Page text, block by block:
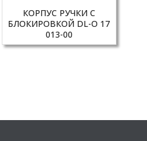
КОРПУС РУЧКИ С
БЛОКИРОВКОЙ DL-O 17
013-00